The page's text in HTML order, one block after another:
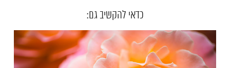
כדאי להקשיב גם: